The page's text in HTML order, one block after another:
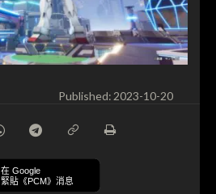
Published: 2023-10-20
在 Google
緊貼《PCM》消息